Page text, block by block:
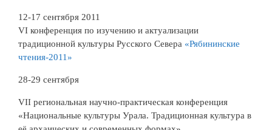
12-17 сентября 2011
VI конференция по изучению и актуализации
традиционной культуры Русского Севера «Рябининские
чтения-2011»
28-29 сентября
VII региональная научно-практическая конференция
«Национальные культуры Урала. Традиционная культура в